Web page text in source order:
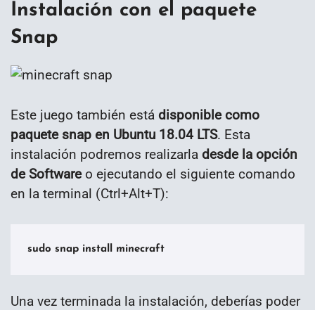
Instalación con el paquete
Snap
Este juego también está disponible como
paquete snap en Ubuntu 18.04 LTS. Esta
instalación podremos realizarla desde la opción
de Softwareo ejecutando el siguiente comando
en la terminal (Ctrl+Alt+T):
sudo snap install minecraft
Una vez terminada la instalación, deberías poder